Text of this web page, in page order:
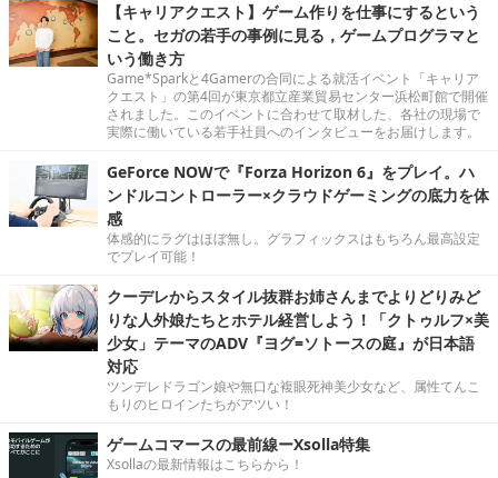
【キャリアクエスト】ゲーム作りを仕事にするという
こと。セガの若手の事例に見る，ゲームプログラマと
いう働き方
Game*Sparkと4Gamerの合同による就活イベント「キャリア
クエスト」の第4回が東京都立産業貿易センター浜松町館で開催
されました。このイベントに合わせて取材した、各社の現場で
実際に働いている若手社員へのインタビューをお届けします。
GeForce NOWで『Forza Horizon 6』をプレイ。ハ
ンドルコントローラー×クラウドゲーミングの底力を体
感
体感的にラグはほぼ無し。グラフィックスはもちろん最高設定
でプレイ可能！
クーデレからスタイル抜群お姉さんまでよりどりみど
りな人外娘たちとホテル経営しよう！「クトゥルフ×美
少女」テーマのADV『ヨグ=ソトースの庭』が日本語
対応
ツンデレドラゴン娘や無口な複眼死神美少女など、属性てんこ
もりのヒロインたちがアツい！
ゲームコマースの最前線ーXsolla特集
Xsollaの最新情報はこちらから！